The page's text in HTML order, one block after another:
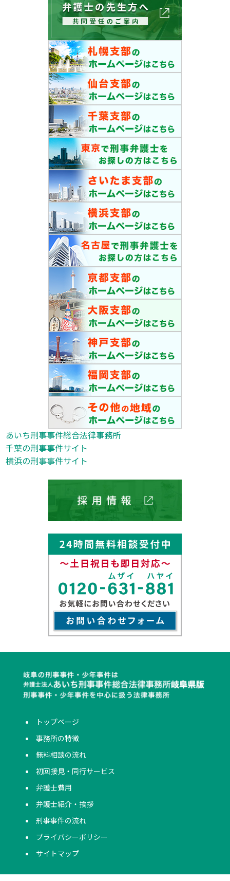
あいち刑事事件総合法律事務所
千葉の刑事事件サイト
横浜の刑事事件サイト
トップページ
事務所の特徴
無料相談の流れ
初回接見・同行サービス
弁護士費用
弁護士紹介・挨拶
刑事事件の流れ
プライバシーポリシー
サイトマップ